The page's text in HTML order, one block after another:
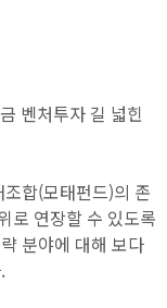
벤처투자 길 넓힌
합(모태펀드)의 존
로 연장할 수 있도록
분야에 대해 보다